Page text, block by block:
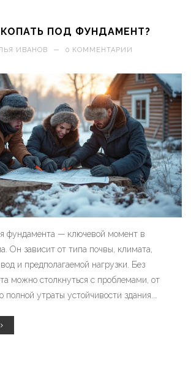
ПОД ФУНДАМЕНТ?
ИВАНОВ — 0 КОММЕНТАРИИ
фундамента — ключевой момент в
Он зависит от типа почвы, климата,
и предполагаемой нагрузки. Без
можно столкнуться с проблемами, от
полной утраты устойчивости здания.
глубину фундамента для вашего